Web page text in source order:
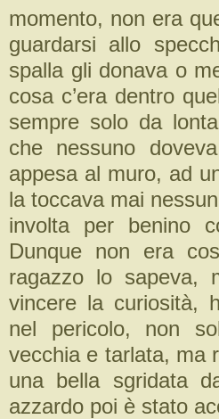
momento, non era
guardarsi allo
spalla gli donava o
cosa c’era dentro
sempre solo da
che nessuno
appesa al muro, ad
la toccava mai
involta per benino
Dunque non era
ragazzo lo sapeva,
vincere la curiosità,
nel pericolo, non
vecchia e tarlata, ma
una bella sgridata
azzardo poi è stato